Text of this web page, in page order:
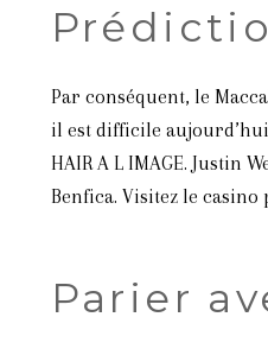
Par conséquent, le
il est difficile
HAIR A L IMAGE. Justin
Benfica. Visitez le
Parier